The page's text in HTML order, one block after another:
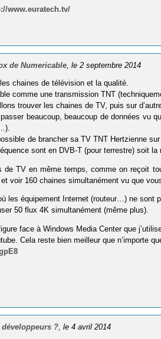
www.euratech.tv/
de Numericable, le 2 septembre 2014
chaines de télévision et la qualité.
comme une transmission TNT
trouver les chaines de TV, puis sur
beaucoup, beaucoup de données vu
de brancher sa TV TNT Hertzienne
sont en DVB-T (pour terrestre) soit la
de TV en même temps, comme on reçoit
voir 160 chaines simultanément vu que
les équipement Internet (routeur…) ne sont
50 flux 4K simultanément (même plus).
face à Windows Media Center que
Cela reste bien meilleur que n’importe
? , le 4 avril 2014